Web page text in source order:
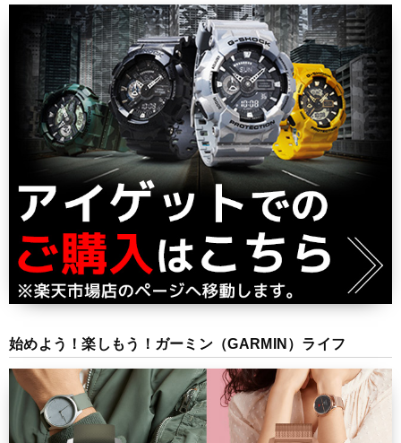
始めよう！楽しもう！ガーミン（GARMIN）ライフ